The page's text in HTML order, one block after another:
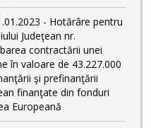
- Hotărâre pentru
Judeţean nr.
contractării unei
în valoare de 43.227.000
şi prefinanţării
finanţate din fonduri
Europeană